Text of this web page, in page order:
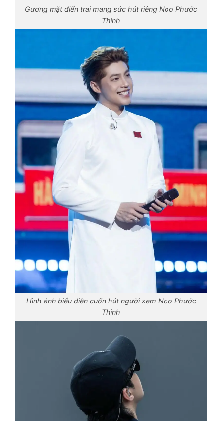
Gương mặt điển trai mang sức hút riêng Noo Phước
Thịnh
Hình ảnh biểu diễn cuốn hút người xem Noo Phước
Thịnh